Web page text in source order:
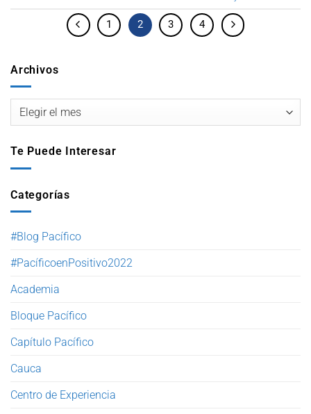
1 2 3 4
Archivos
Te Puede Interesar
Categorías
#Blog Pacífico
#PacíficoenPositivo2022
Academia
Bloque Pacífico
Capítulo Pacífico
Cauca
Centro de Experiencia